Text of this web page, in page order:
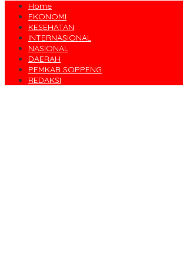
Home
EKONOMI
KESEHATAN
INTERNASIONAL
NASIONAL
DAERAH
PEMKAB SOPPENG
REDAKSI